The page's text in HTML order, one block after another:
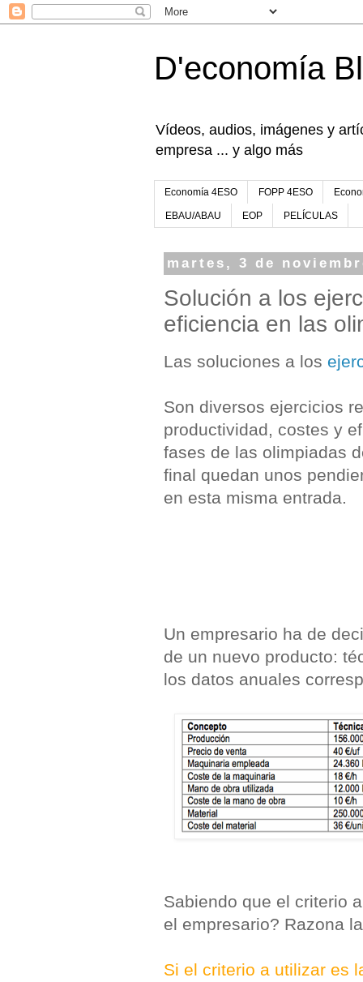
D'economía
Vídeos, audios, imágenes y
empresa ... y algo más
Economía 4ESO FOPP 4ESO
EBAU/ABAU EOP PELÍCULAS
martes, 3 de
Solución a los
eficiencia en las
Las soluciones a los
Son diversos ejercicios
productividad, costes y
fases de las olimpiadas
final quedan unos
en esta misma entrada.
Un empresario ha de
de un nuevo producto:
los datos anuales
Sabiendo que el criterio
el empresario? Razona
Si el criterio a utilizar es